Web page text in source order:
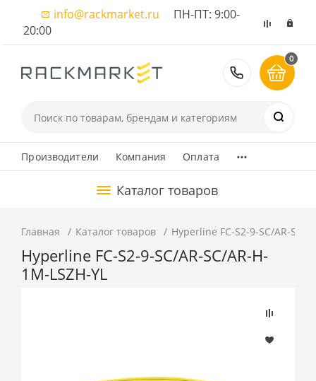
info@rackmarket.ru ПН-ПТ: 9:00-
20:00
8 (495)
0
Производители Компания Оплата ...
Каталог товаров
Главная Каталог товаров Hyperline FC-S2-9-SC/AR-SC/
Hyperline FC-S2-9-SC/AR-SC/AR-H-
1M-LSZH-YL